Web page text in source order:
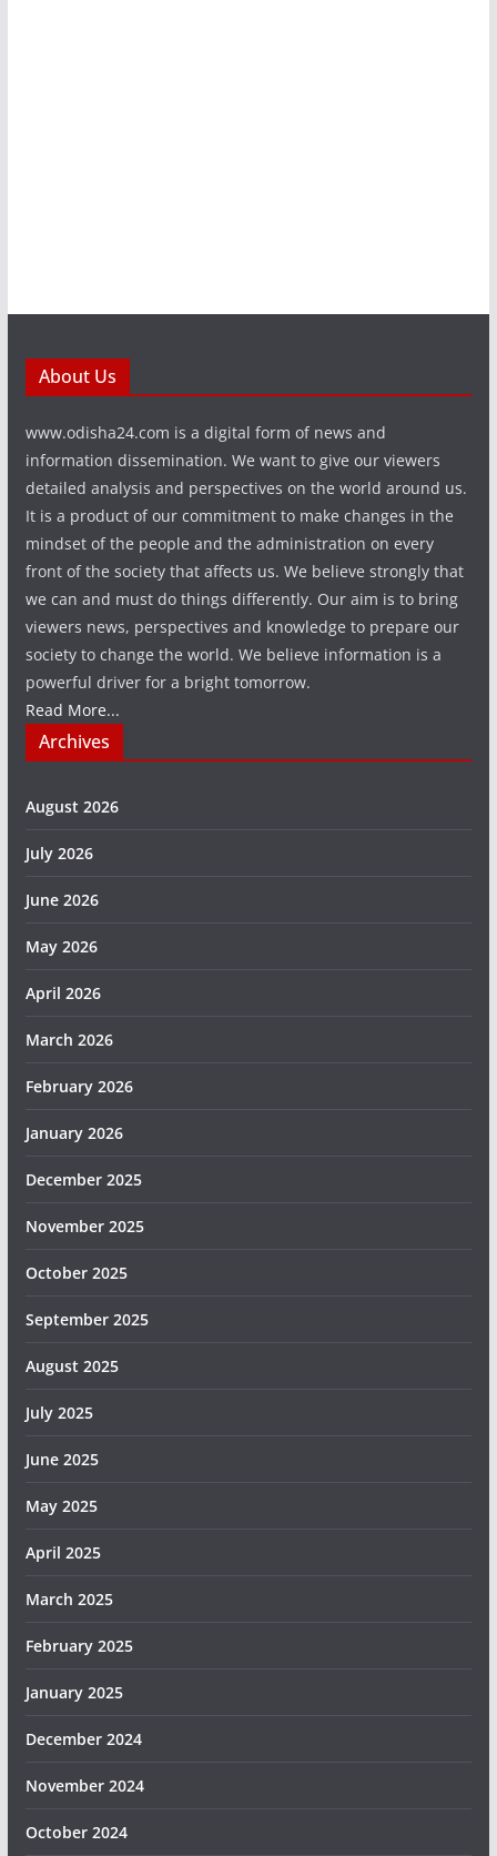
About Us
www.odisha24.com is a digital form of news and
information dissemination. We want to give our viewers
detailed analysis and perspectives on the world around us.
It is a product of our commitment to make changes in the
mindset of the people and the administration on every
front of the society that affects us. We believe strongly that
we can and must do things differently. Our aim is to bring
viewers news, perspectives and knowledge to prepare our
society to change the world. We believe information is a
powerful driver for a bright tomorrow.
Read More...
Archives
August 2026
July 2026
June 2026
May 2026
April 2026
March 2026
February 2026
January 2026
December 2025
November 2025
October 2025
September 2025
August 2025
July 2025
June 2025
May 2025
April 2025
March 2025
February 2025
January 2025
December 2024
November 2024
October 2024